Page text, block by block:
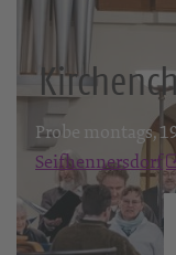
Probe montags,
Seifhennersdorf